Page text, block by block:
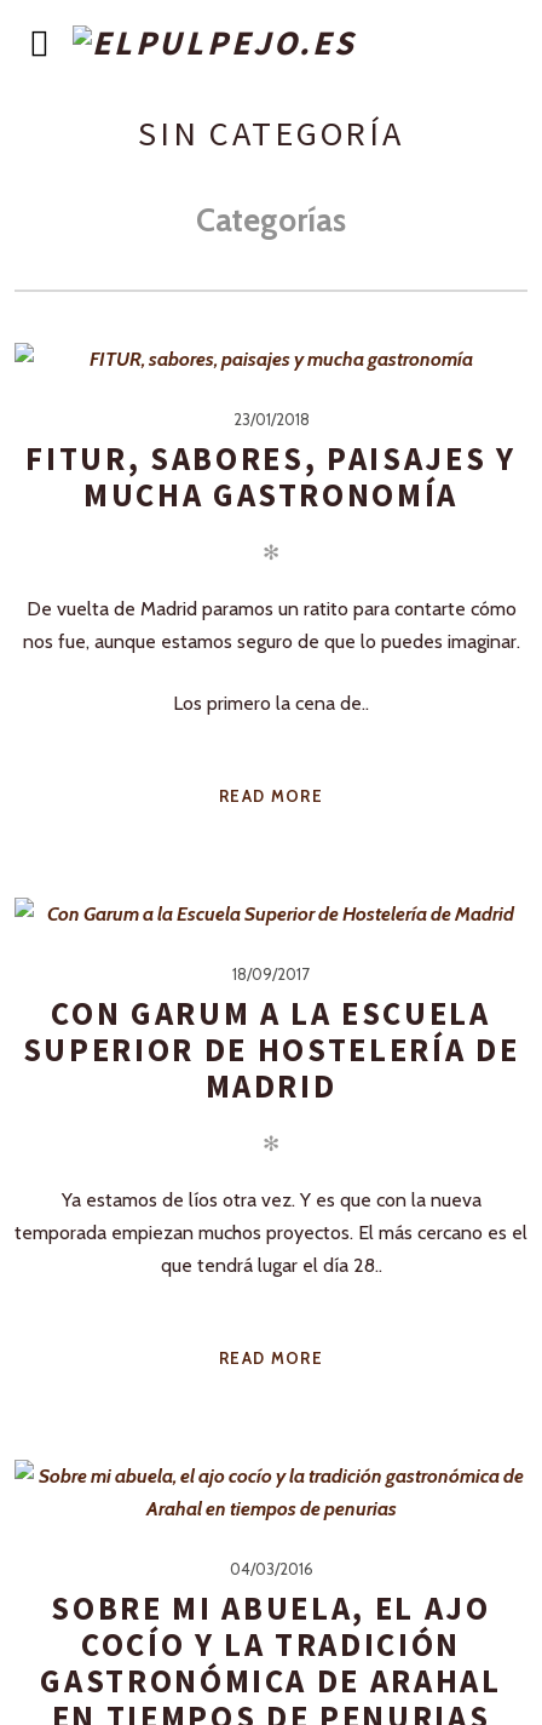
SIN CATEGORÍA
Categorías
23/01/2018
FITUR, SABORES, PAISAJES Y
MUCHA GASTRONOMÍA
✻
De vuelta de Madrid paramos un ratito para contarte cómo
nos fue, aunque estamos seguro de que lo puedes imaginar.
Los primero la cena de..
READ MORE
18/09/2017
CON GARUM A LA ESCUELA
SUPERIOR DE HOSTELERÍA DE
MADRID
✻
Ya estamos de líos otra vez. Y es que con la nueva
temporada empiezan muchos proyectos. El más cercano es el
que tendrá lugar el día 28..
READ MORE
04/03/2016
SOBRE MI ABUELA, EL AJO
COCÍO Y LA TRADICIÓN
GASTRONÓMICA DE ARAHAL